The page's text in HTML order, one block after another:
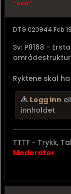
* MOD *
DTG 020944 Feb
Sv: P8168 -
områdestruktur
Ryktene skal
Logg inn
innholdet
TTTF - Trykk,
Moderator